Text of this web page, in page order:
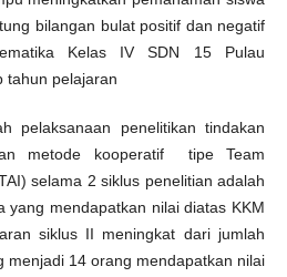
bilangan bulat positif dan negatif
Kelas IV SDN 15 Pulau
tahun pelajaran
pelaksanaan penelitikan tindakan
metode kooperatif tipe Team
selama 2 siklus penelitian adalah
yang mendapatkan nilai diatas KKM
siklus II meningkat dari jumlah
menjadi 14 orang mendapatkan nilai